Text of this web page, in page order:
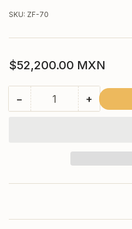
SKU: ZF-70
Precio
regular
$52,200.00 MXN
−Reducir
Cantidad +Aumentar
70
SAN-